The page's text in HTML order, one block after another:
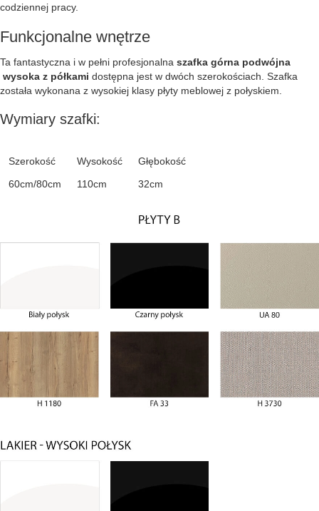
codziennej pracy.
Funkcjonalne wnętrze
Ta fantastyczna i w pełni profesjonalna szafka górna podwójna
wysoka z półkami dostępna jest w dwóch szerokościach. Szafka
została wykonana z wysokiej klasy płyty meblowej z połyskiem.
Wymiary szafki:
Szerokość Wysokość
Głębokość
60cm/80cm
110cm 32cm